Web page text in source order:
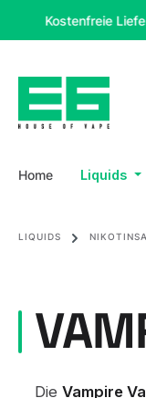
Hauptinhalt
Zur Suche springen
Zur Lieferung ab
Home Liquids
LIQUIDS
Die Vampire